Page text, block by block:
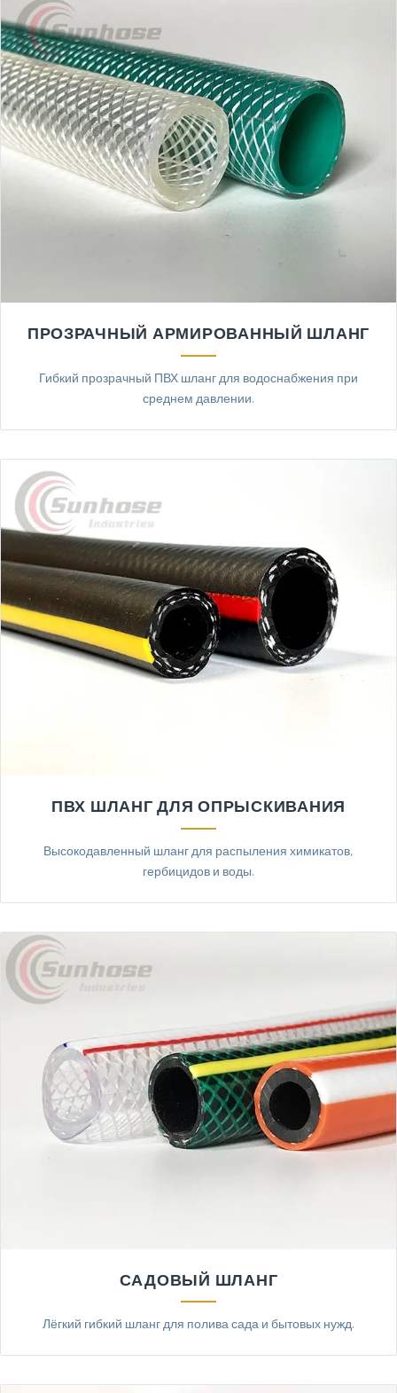
ПРОЗРАЧНЫЙ АРМИРОВАННЫЙ ШЛАНГ
Гибкий прозрачный ПВХ шланг для водоснабжения при
среднем давлении.
ПВХ ШЛАНГ ДЛЯ ОПРЫСКИВАНИЯ
Высокодавленный шланг для распыления химикатов,
гербицидов и воды.
САДОВЫЙ ШЛАНГ
Лёгкий гибкий шланг для полива сада и бытовых нужд.